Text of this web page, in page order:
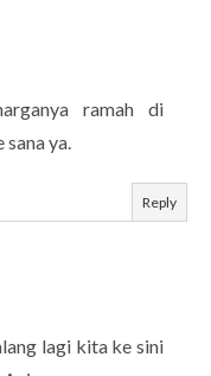
ramah di
ya.
Reply
lagi kita ke sini